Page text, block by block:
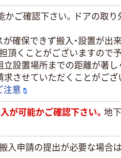
かご確認下さい。ドアの取
確保できず搬入・設置が出
頂くことがございますので
立設置場所までの距離が著
させていただくことがござ
注意
が可能かご確認下さい。 地
入申請の提出が必要な場合